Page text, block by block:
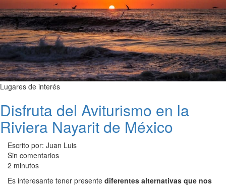
Lugares de interés
Disfruta del Aviturismo en la
Riviera Nayarit de México
Escrito por: Juan Luis
Sin comentarios
2 minutos
Es interesante tener presente diferentes alternativas que nos